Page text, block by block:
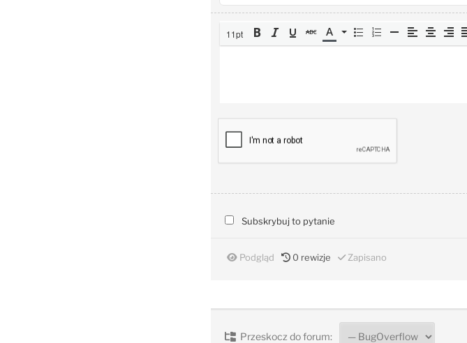
11pt
Subskrybuj to pytanie
Podgląd 0 rewizje Zapisano
Przeskocz do forum: